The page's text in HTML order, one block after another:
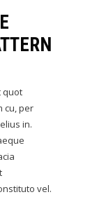
quot
cu, per
in.
vel.